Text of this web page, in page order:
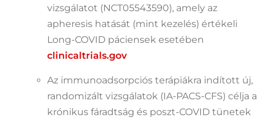
vizsgálatot (NCT05543590), amely az
apheresis hatását (mint kezelés) értékeli
Long-COVID páciensek esetében
clinicaltrials.gov
Az immunoadsorpciós terápiákra indított új,
randomizált vizsgálatok (IA-PACS-CFS) célja a
krónikus fáradtság és poszt-COVID tünetek